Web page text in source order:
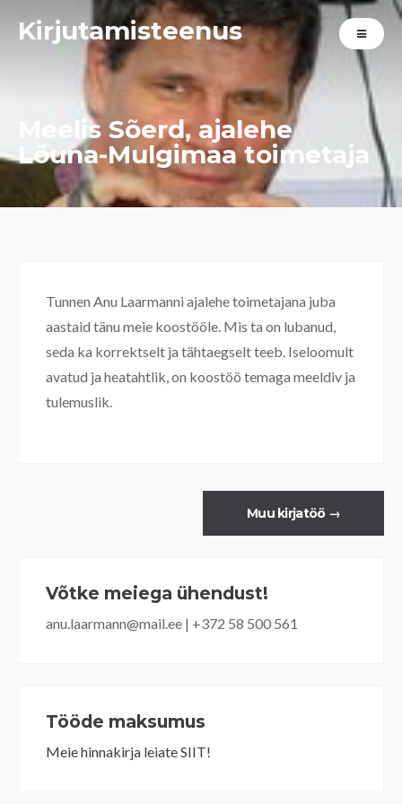
Kirjutamisteenus
Meelis Sõerd, ajalehe
Lõuna-Mulgimaa toimetaja
Tunnen Anu Laarmanni ajalehe toimetajana juba
aastaid tänu meie koostööle. Mis ta on lubanud,
seda ka korrektselt ja tähtaegselt teeb. Iseloomult
avatud ja heatahtlik, on koostöö temaga meeldiv ja
tulemuslik.
Muu kirjatöö →
Võtke meiega ühendust!
anu.laarmann@mail.ee | +372 58 500 561
Tööde maksumus
Meie hinnakirja leiate SIIT!